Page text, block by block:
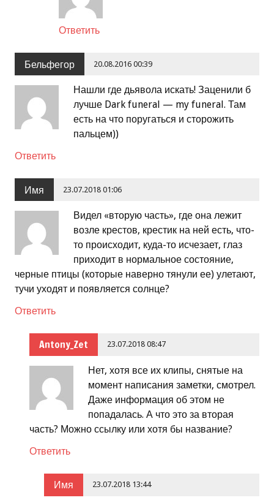
Ответить
Бельфегор 20.08.2016 00:39
Нашли где дьявола искать! Заценили б
лучше Dark funeral — my funeral. Там
есть на что поругаться и сторожить
пальцем))
Ответить
Имя 23.07.2018 01:06
Видел «вторую часть», где она лежит
возле крестов, крестик на ней есть, что-
то происходит, куда-то исчезает, глаз
приходит в нормальное состояние,
черные птицы (которые наверно тянули ее) улетают,
тучи уходят и появляется солнце?
Ответить
Antony_Zet 23.07.2018 08:47
Нет, хотя все их клипы, снятые на
момент написания заметки, смотрел.
Даже информация об этом не
попадалась. А что это за вторая
часть? Можно ссылку или хотя бы название?
Ответить
Имя 23.07.2018 13:44